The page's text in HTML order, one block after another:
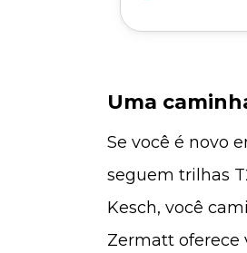
um desafio com
Uma
Se você é novo
seguem trilhas
Kesch, você
Zermatt oferece